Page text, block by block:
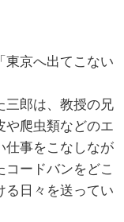
東京へ出てこない
三郎は、教授の兄
や爬虫類などのエ
仕事をこなしなが
コードバンをどこ
る日々を送ってい